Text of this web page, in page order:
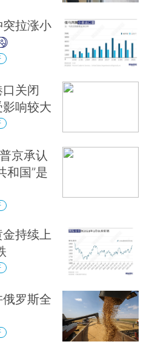
突拉涨小
关闭
响较大
京承认
和国”是
金持续上
罗斯全